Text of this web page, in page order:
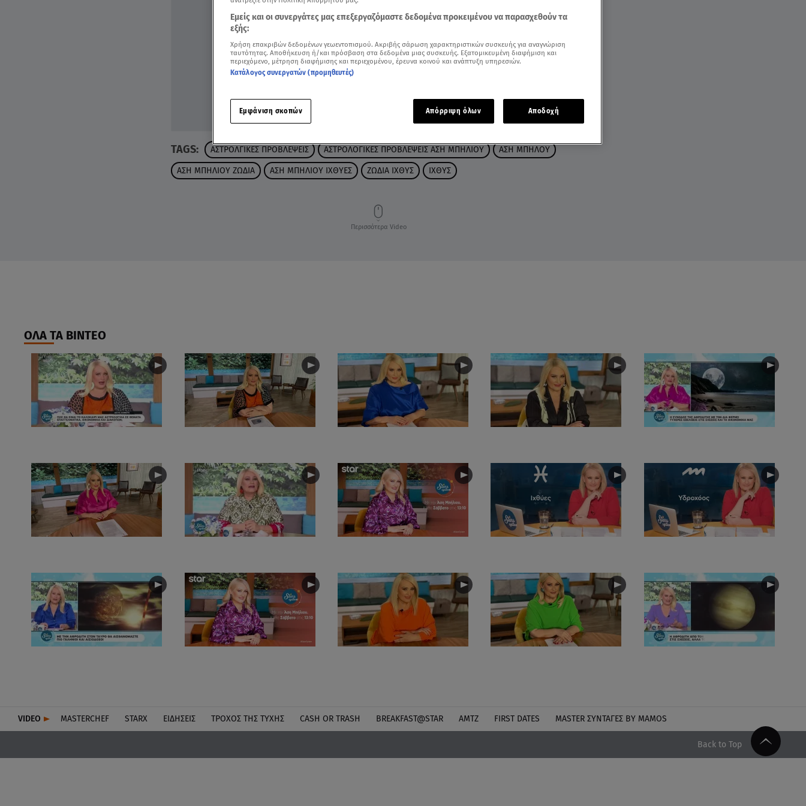
TAGS: ΑΣΤΡΟΛΓΙΚΕΣ ΠΡΟΒΛΕΨΕΙΣ ΑΣΤΡΟΛΟΓΙΚΕΣ ΠΡΟΒΛΕΨΕΙΣ ΑΣΗ ΜΠΗΛΙΟΥ ΑΣΗ ΜΠΗΛΟΥ
ΑΣΗ ΜΠΗΛΙΟΥ ΖΩΔΙΑ ΑΣΗ ΜΠΗΛΙΟΥ ΙΧΘΥΕΣ ΖΩΔΙΑ ΙΧΘΥΣ ΙΧΘΥΣ
Περισσότερα Video
ΟΛΑ ΤΑ ΒΙΝΤΕΟ
VIDEO MASTERCHEF STARX ΕΙΔΉΣΕΙΣ ΤΡΟΧΌΣ ΤΗΣ ΤΎΧΗΣ CASH OR TRASH BREAKFAST@STAR ΑΜΤΖ FIRST DATES MASTER ΣΥΝΤΑΓΈΣ BY MAMOS
Back to Top
Εμείς και οι συνεργάτες μας επεξεργαζόμαστε δεδομένα προκειμένου να παρασχεθούν τα
εξής:
Χρήση επακριβών δεδομένων γεωεντοπισμού. Ακριβής σάρωση χαρακτηριστικών συσκευής για αναγνώριση
ταυτότητας. Αποθήκευση ή/και πρόσβαση στα δεδομένα μιας συσκευής. Εξατομικευμένη διαφήμιση και
περιεχόμενο, μέτρηση διαφήμισης και περιεχομένου, έρευνα κοινού και ανάπτυξη υπηρεσιών.
Κατάλογος συνεργατών (προμηθευτές)
Εμφάνιση σκοπών Απόρριψη όλων Αποδοχή